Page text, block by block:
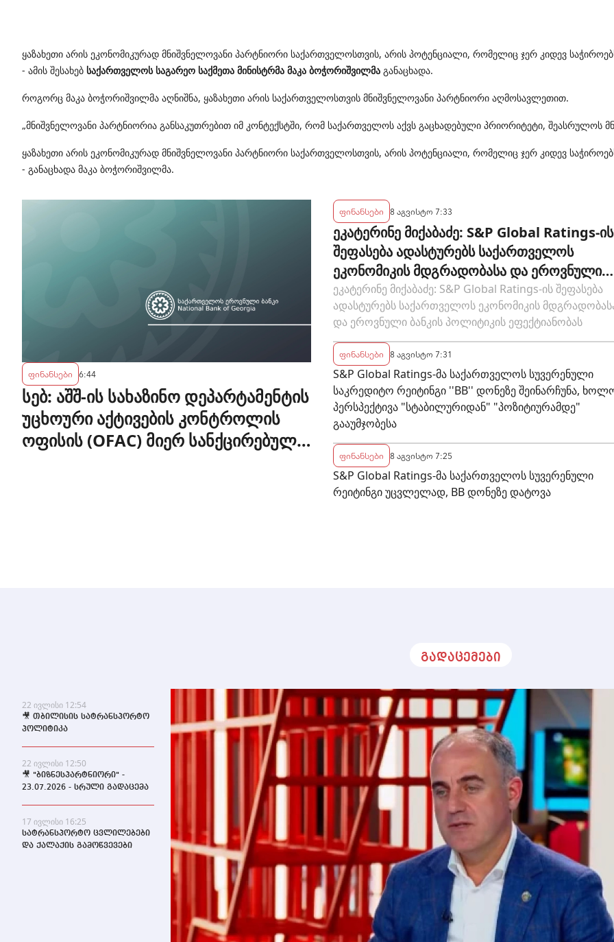
ყაზახეთი არის ეკონომიკურად მნიშვნელოვანი პარტნიორი საქართველოსთვის, არის პოტენციალი, რომელიც ჯერ კიდევ
- ამის შესახებ საქართველოს საგარეო საქმეთა მინისტრმა მაკა ბოჭორიშვილმა განაცხადა.
როგორც მაკა ბოჭორიშვილმა აღნიშნა, ყაზახეთი არის საქართველოსთვის მნიშვნელოვანი პარტნიორი აღმოსავლეთით.
„მნიშვნელოვანი პარტნიორია განსაკუთრებით იმ კონტექსტში, რომ საქართველოს აქვს გაცხადებული პრიორიტეტი, შეასრულოს
ყაზახეთი არის ეკონომიკურად მნიშვნელოვანი პარტნიორი საქართველოსთვის, არის პოტენციალი, რომელიც ჯერ კიდევ
- განაცხადა მაკა ბოჭორიშვილმა.
ფინანსები 6:44
სებ: აშშ-ის სახაზინო დეპარტამენტის
უცხოური აქტივების კონტროლის
ოფისის (OFAC) მიერ სანქცირებული
ფინანსები 8 აგვისტო 7:33
ეკატერინე მიქაბაძე: S&P Global Ratings-ის
შეფასება ადასტურებს საქართველოს
ეკონომიკის მდგრადობასა და ეროვნული
ბანკის პოლიტიკის ეფექტიანობას
ეკატერინე მიქაბაძე: S&P Global Ratings-ის შეფასება
ადასტურებს საქართველოს ეკონომიკის
და ეროვნული ბანკის პოლიტიკის ეფექტიანობას
ფინანსები 8 აგვისტო 7:31
S&P Global Ratings-მა საქართველოს სუვერენული
საკრედიტო რეიტინგი ''BB'' დონეზე შეინარჩუნა,
პერსპექტივა "სტაბილურიდან" "პოზიტიურამდე"
გააუმჯობესა
ფინანსები 8 აგვისტო 7:25
S&P Global Ratings-მა საქართველოს სუვერენული
რეიტინგი უცვლელად, BB დონეზე დატოვა
გადაცემები
22 ივლისი 12:54
🎥 თბილისის სატრანსპორტო
პოლიტიკა
22 ივლისი 12:50
🎥 "ბიზნესპარტნიორი" -
23.07.2026 - სრული გადაცემა
17 ივლისი 16:25
სატრანსპორტო ცვლილებები
და ქალაქის გამოწვევები